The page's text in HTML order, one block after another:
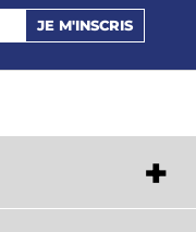
JE M'INSCRIS